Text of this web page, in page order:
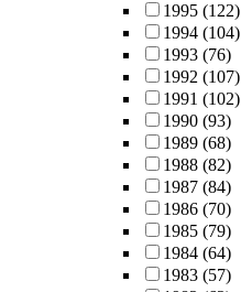
1995 (122)
1994 (104)
1993 (76)
1992 (107)
1991 (102)
1990 (93)
1989 (68)
1988 (82)
1987 (84)
1986 (70)
1985 (79)
1984 (64)
1983 (57)